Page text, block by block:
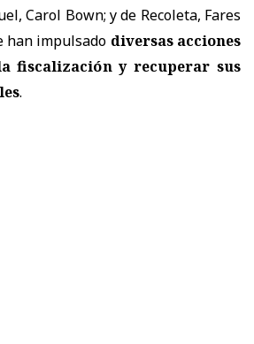
Carol Bown; y de Recoleta, Fares
han impulsado diversas acciones
fiscalización y recuperar sus
.